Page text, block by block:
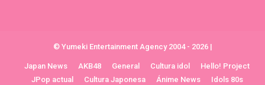
© Yumeki Entertainment Agency 2004 - 2026 |
Japan News AKB48 General Cultura idol
Hello! Project
JPop actual
Cultura Japonesa Ánime News Idols 80s